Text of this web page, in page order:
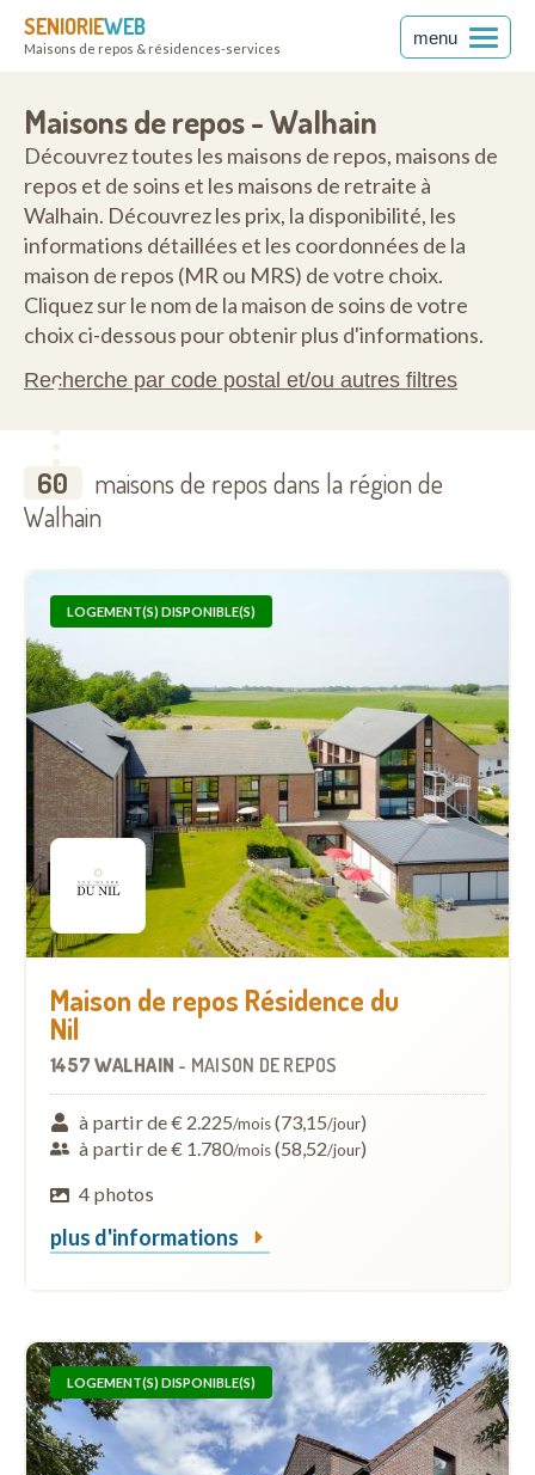
SENIORIEWEB
Maisons de repos & résidences-services
menu
Maisons de repos - Walhain
Découvrez toutes les maisons de repos, maisons de
repos et de soins et les maisons de retraite à
Walhain. Découvrez les prix, la disponibilité, les
informations détaillées et les coordonnées de la
maison de repos (MR ou MRS) de votre choix.
Cliquez sur le nom de la maison de soins de votre
choix ci-dessous pour obtenir plus d'informations.
Recherche par code postal et/ou autres filtres
60
maisons de repos dans la région de
Walhain
LOGEMENT(S) DISPONIBLE(S)
Maison de repos Résidence du
Nil
1457 WALHAIN - MAISON DE REPOS
à partir de € 2.225/mois(73,15/jour)
à partir de € 1.780/mois(58,52/jour)
4 photos
plus d'informations
LOGEMENT(S) DISPONIBLE(S)